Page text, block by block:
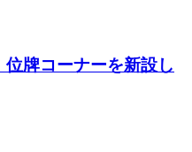
牌コーナーを新設し